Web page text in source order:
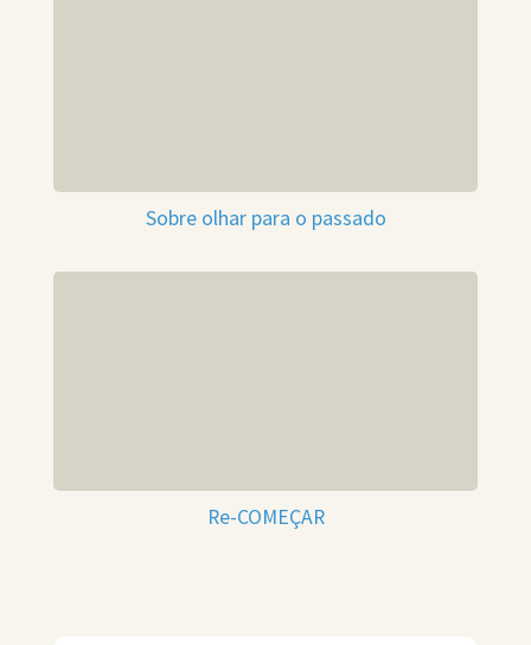
Sobre olhar para o passado
Re-COMEÇAR